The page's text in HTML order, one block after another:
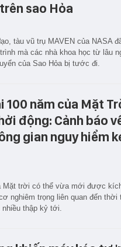
sao Hỏa
tàu vũ trụ MAVEN của NASA
mà các nhà khoa học từ lâu
của Sao Hỏa bị tước đi.
100 năm của Mặt
động: Cảnh báo
gian nguy hiểm
Mặt trời có thể vừa mới được
nghiêm trọng liên quan đến thời
nhiều thập kỷ tới.